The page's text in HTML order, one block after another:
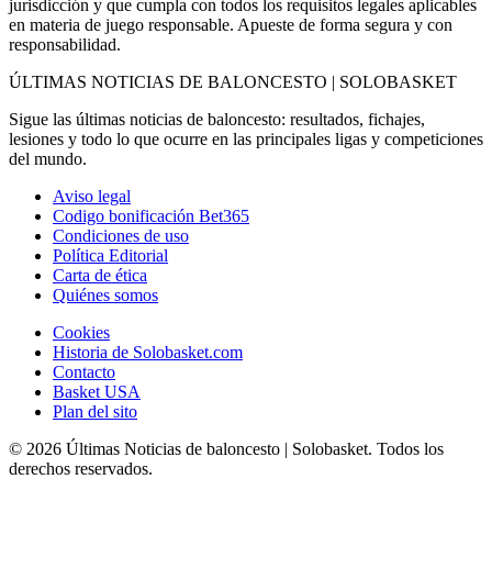
jurisdicción y que cumpla con todos los requisitos legales aplicables
en materia de juego responsable. Apueste de forma segura y con
responsabilidad.
ÚLTIMAS NOTICIAS DE BALONCESTO | SOLOBASKET
Sigue las últimas noticias de baloncesto: resultados, fichajes,
lesiones y todo lo que ocurre en las principales ligas y competiciones
del mundo.
Aviso legal
Codigo bonificación Bet365
Condiciones de uso
Política Editorial
Carta de ética
Quiénes somos
Cookies
Historia de Solobasket.com
Contacto
Basket USA
Plan del sito
© 2026 Últimas Noticias de baloncesto | Solobasket. Todos los
derechos reservados.